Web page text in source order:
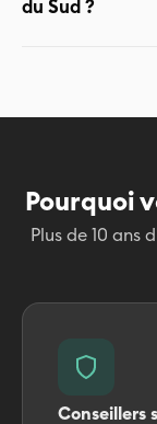
du Sud ?
Pourquoi
Plus de 10 ans
Conseillers